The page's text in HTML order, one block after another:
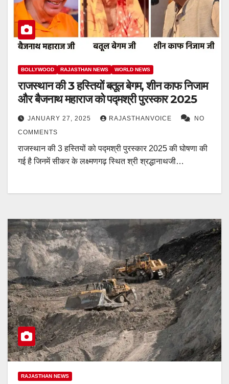
BOLLYWOOD RAJASTHAN NEWS WORLD NEWS
राजस्थान की 3 हस्तियों बतूल बेगम, शीन काफ निजाम
और बैजनाथ महाराज को पद्मश्री पुरस्कार 2025
JANUARY 27, 2025 RAJASTHANVOICE
NO
COMMENTS
राजस्थान की 3 हस्तियों को पद्मश्री पुरस्कार 2025 की घोषणा की
गई है जिनमें सीकर के लक्ष्मणगढ़ स्थित श्री श्रद्धानाथजी…
RAJASTHAN NEWS